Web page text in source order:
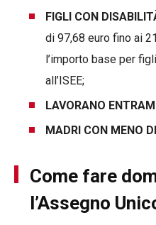
FIGLI CON
di 97,68 euro fino ai
l’importo base per
all’ISEE;
LAVORANO
MADRI CON MENO
Come fare
l’Assegno